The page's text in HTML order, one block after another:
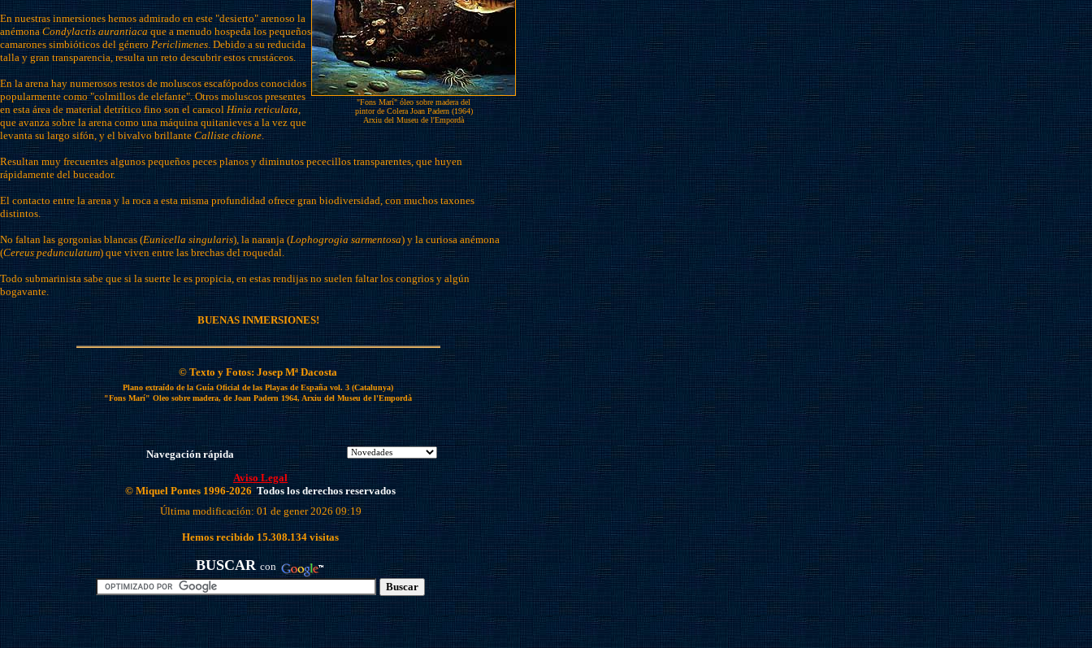
"Fons Marí" óleo sobre madera del
pintor de Colera Joan Padern (1964)
Arxiu del Museu de l'Empordà
En nuestras inmersiones hemos admirado en este "desierto" arenoso la
anémonaCondylactis aurantiacaque a menudo hospeda los pequeños
camarones simbióticos del géneroPericlimenes. Debido a su reducida
talla y gran transparencia, resulta un reto descubrir estos crustáceos.
En la arena hay numerosos restos de moluscos escafópodos conocidos
popularmente como "colmillos de elefante". Otros moluscos presentes
en esta área de material detrítico fino son el caracol Hinia reticulata,
que avanza sobre la arena como una máquina quitanieves a la vez que
levanta su largo sifón, y el bivalvo brillante Calliste chione.
Resultan muy frecuentes algunos pequeños peces planos y diminutos pececillos transparentes, que huyen
rápidamente del buceador.
El contacto entre la arena y la roca a esta misma profundidad ofrece gran biodiversidad, con muchos taxones
distintos.
No faltan las gorgonias blancas (Eunicella singularis), la naranja (Lophogrogia sarmentosa) y la curiosa anémona
(Cereus pedunculatum) que viven entre las brechas del roquedal.
Todo submarinista sabe que si la suerte le es propicia, en estas rendijas no suelen faltar los congrios y algún
bogavante.
BUENAS INMERSIONES!
© Texto y Fotos: Josep Mª Dacosta
Plano extraído de la Guía Oficial de las Playas de España vol. 3 (Catalunya)
"Fons Marí" Oleo sobre madera, de Joan Padern 1964, Arxiu del Museu de l'Empordà
Navegación rápida
Aviso Legal
© Miquel Pontes 1996-2026 Todos los derechos reservados
Última modificación: 01 de gener 2026 09:19
Hemos recibido 15.308.134 visitas
BUSCAR con